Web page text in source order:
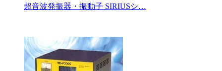
超音波発振器・振動子 SIRIUSシ…